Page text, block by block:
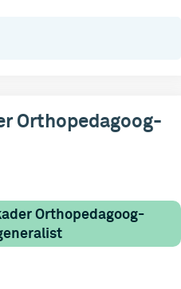
Orthopedagoog-
Orthopedagoog-